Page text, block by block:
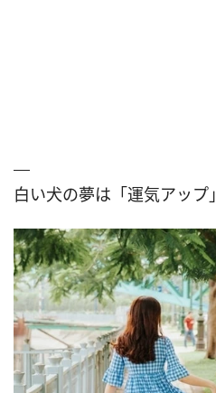
白い犬の夢は「運気アップ」